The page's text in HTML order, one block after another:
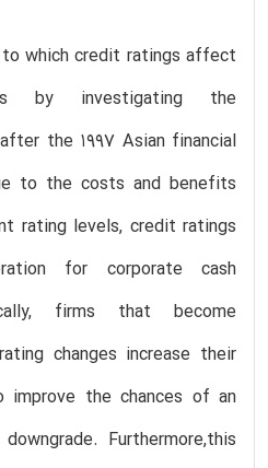
which credit ratings affect
by investigating the
the 1997 Asian financial
to the costs and benefits
rating levels, credit ratings
for corporate cash
firms that become
changes increase their
improve the chances of an
Furthermore,this